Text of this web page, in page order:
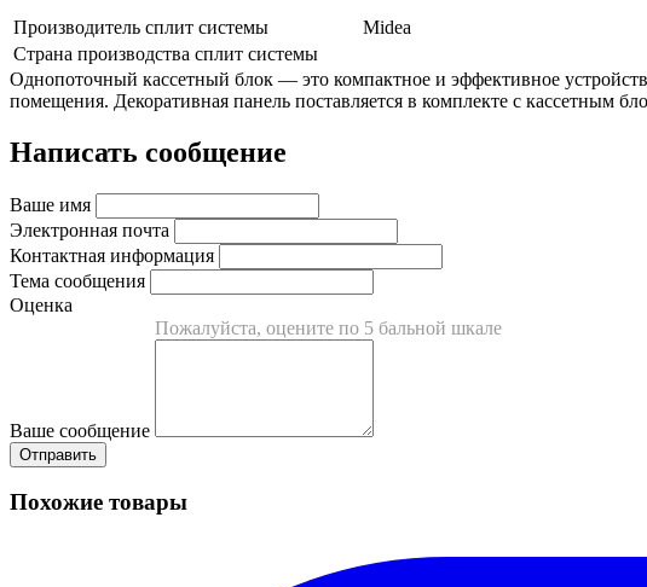
Производитель сплит системы
Midea
Страна производства сплит системы
Однопоточный кассетный блок — это компактное и эффективное
помещения. Декоративная панель поставляется в комплекте с кассетным
Написать сообщение
Ваше имя
Электронная почта
Контактная информация
Тема сообщения
Оценка
Пожалуйста, оцените по 5 бальной шкале
Ваше сообщение
Похожие товары